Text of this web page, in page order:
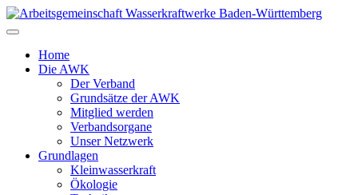
Zum
Inhalt
Home
Die AWK
Der Verband
Grundsätze der AWK
Mitglied werden
Verbandsorgane
Unser Netzwerk
Grundlagen
Kleinwasserkraft
Ökologie